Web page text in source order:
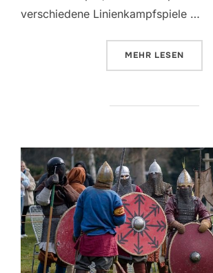
verschiedene Linienkampfspiele …
MEHR LESEN